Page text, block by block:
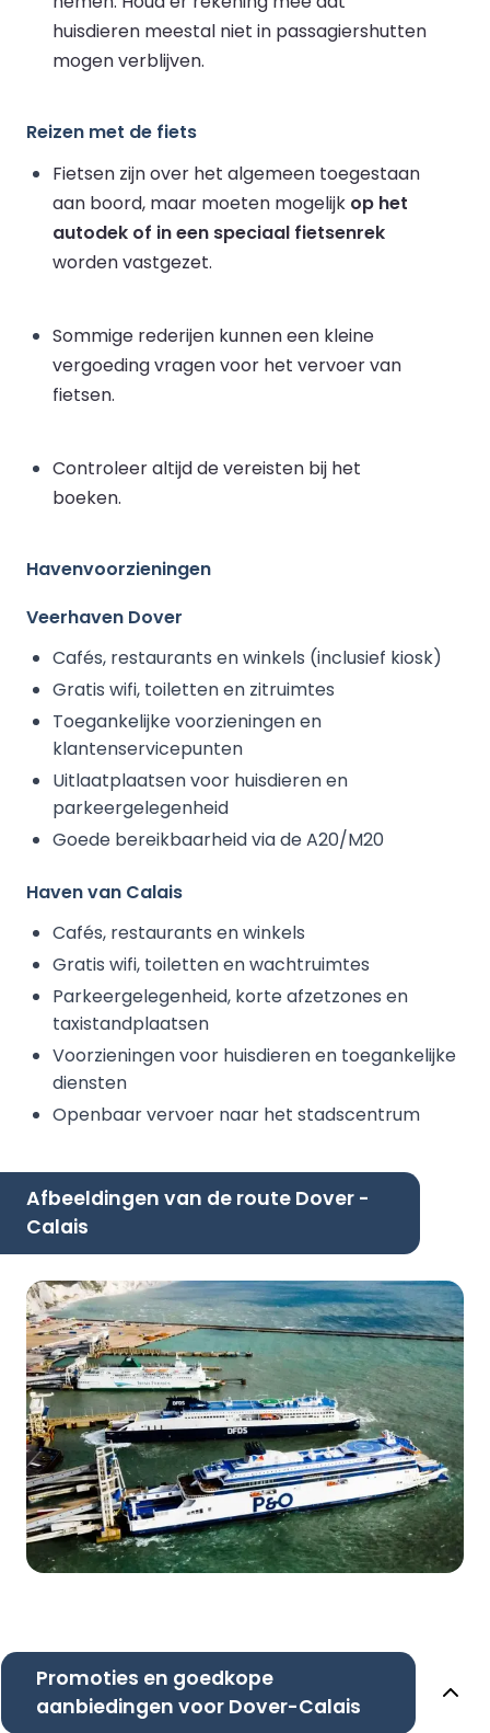
huisdieren meestal niet in passagiershutten
mogen verblijven.
Reizen met de fiets
Fietsen zijn over het algemeen toegestaan
aan boord, maar moeten mogelijk op het
autodek of in een speciaal fietsenrek
worden vastgezet.
Sommige rederijen kunnen een kleine
vergoeding vragen voor het vervoer van
fietsen.
Controleer altijd de vereisten bij het
boeken.
Havenvoorzieningen
Veerhaven Dover
Cafés, restaurants en winkels (inclusief kiosk)
Gratis wifi, toiletten en zitruimtes
Toegankelijke voorzieningen en
klantenservicepunten
Uitlaatplaatsen voor huisdieren en
parkeergelegenheid
Goede bereikbaarheid via de A20/M20
Haven van Calais
Cafés, restaurants en winkels
Gratis wifi, toiletten en wachtruimtes
Parkeergelegenheid, korte afzetzones en
taxistandplaatsen
Voorzieningen voor huisdieren en toegankelijke
diensten
Openbaar vervoer naar het stadscentrum
Afbeeldingen van de route Dover -
Calais
Promoties en goedkope
aanbiedingen voor Dover-Calais